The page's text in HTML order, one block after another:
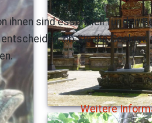
ihnen sind essenziell für den
ob Sie die
Weitere